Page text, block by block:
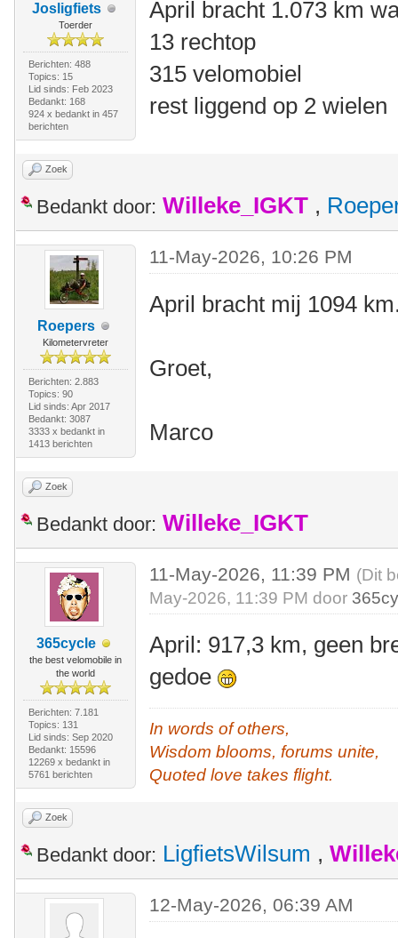
Josligfiets
Toerder
Berichten: 488
Topics: 15
Lid sinds: Feb 2023
Bedankt: 168
924 x bedankt in 457
berichten
April bracht 1.073 km
13 rechtop
315 velomobiel
rest liggend op 2 wielen
Zoek
Bedankt door: Willeke_IGKT ,
Roepers
Kilometervreter
Berichten: 2.883
Topics: 90
Lid sinds: Apr 2017
Bedankt: 3087
3333 x bedankt in
1413 berichten
11-May-2026, 10:26 PM
April bracht mij 1094
Groet,
Marco
Zoek
Bedankt door: Willeke_IGKT
365cycle
the best velomobile in
the world
Berichten: 7.181
Topics: 131
Lid sinds: Sep 2020
Bedankt: 15596
12269 x bedankt in
5761 berichten
11-May-2026, 11:39 PM (Dit
May-2026, 11:39 PM door
April: 917,3 km, geen
gedoe
In words of others,
Wisdom blooms, forums unite,
Quoted love takes flight.
Zoek
Bedankt door: LigfietsWilsum ,
12-May-2026, 06:39 AM